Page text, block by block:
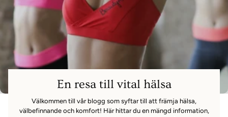
En resa till vital hälsa
Välkommen till vår blogg som syftar till att främja hälsa,
välbefinnande och komfort! Här hittar du en mängd information,